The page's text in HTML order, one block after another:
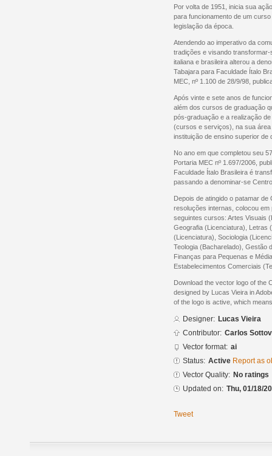
Por volta de 1951, inicia sua
para funcionamento de um
legislação da época.
Atendendo ao imperativo da
tradições e visando
italiana e brasileira alterou a
Tabajara para Faculdade Ítalo
MEC, nº 1.100 de 28/9/98,
Após vinte e sete anos de
além dos cursos de graduação
pós-graduação e a realização
(cursos e serviços), na sua
instituição de ensino superior de
No ano em que completou seu
Portaria MEC nº 1.697/2006,
Faculdade Ítalo Brasileira é
passando a denominar-se
Depois de atingido o patamar
resoluções internas, colocou
seguintes cursos: Artes Visuais
Geografia (Licenciatura), Letras
(Licenciatura), Sociologia
Teologia (Bacharelado), Gestão
Finanças para Pequenas e
Estabelecimentos Comerciais
Download the vector logo of the
designed by Lucas Vieira in
of the logo is active, which
Designer: Lucas Vieira
Contributor: Carlos
Vector format: ai
Status: Active Report as
Vector Quality: No ratings
Updated on: Thu, 01/18/
Tweet